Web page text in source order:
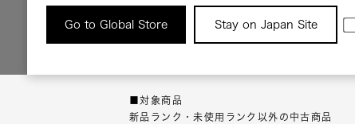
Go to Global Store Stay on Japan Site
返品について
■対象商品
新品ランク・未使用ランク以外の中古商品